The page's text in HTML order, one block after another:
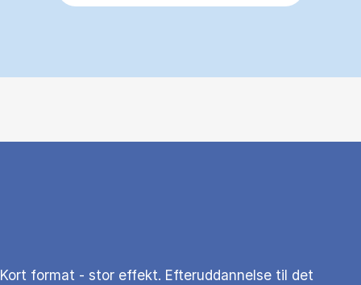
Kort format - stor effekt. Efteruddannelse til det